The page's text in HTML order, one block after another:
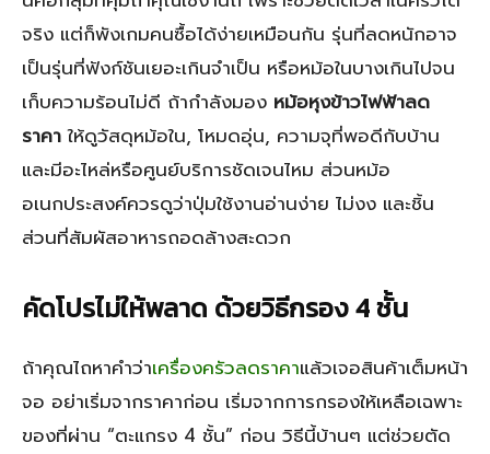
จริง แต่ก็พังเกมคนซื้อได้ง่ายเหมือนกัน รุ่นที่ลดหนักอาจ
เป็นรุ่นที่ฟังก์ชันเยอะเกินจำเป็น หรือหม้อในบางเกินไปจน
เก็บความร้อนไม่ดี ถ้ากำลังมอง หม้อหุงข้าวไฟฟ้าลด
ราคาให้ดูวัสดุหม้อใน, โหมดอุ่น, ความจุที่พอดีกับบ้าน
และมีอะไหล่หรือศูนย์บริการชัดเจนไหม ส่วนหม้อ
อเนกประสงค์ควรดูว่าปุ่มใช้งานอ่านง่าย ไม่งง และชิ้น
ส่วนที่สัมผัสอาหารถอดล้างสะดวก
คัดโปรไม่ให้พลาด ด้วยวิธีกรอง 4 ชั้น
ถ้าคุณไถหาคำว่าเครื่องครัวลดราคาแล้วเจอสินค้าเต็มหน้า
จอ อย่าเริ่มจากราคาก่อน เริ่มจากการกรองให้เหลือเฉพาะ
ของที่ผ่าน “ตะแกรง 4 ชั้น” ก่อน วิธีนี้บ้านๆ แต่ช่วยตัด